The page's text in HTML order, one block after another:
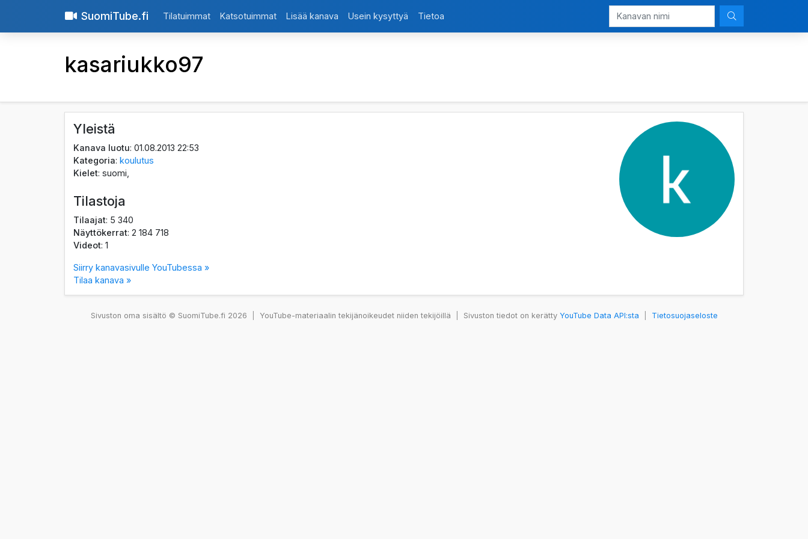
SuomiTube.fi Tilatuimmat Katsotuimmat Lisää kanava Usein kysyttyä Tietoa
kasariukko97
Yleistä
Kanava luotu: 01.08.2013 22:53
Kategoria:koulutus
Kielet: suomi,
Tilastoja
Tilaajat: 5 340
Näyttökerrat: 2 184 718
Videot: 1
Siirry kanavasivulle YouTubessa »
Tilaa kanava »
Sivuston oma sisältö © SuomiTube.fi 2026 YouTube-materiaalin tekijänoikeudet niiden tekijöillä Sivuston tiedot on kerätty YouTube Data API:sta Tietosuojaseloste